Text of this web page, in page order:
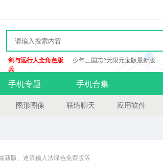
剑与远行人全角色版 少年三国志2无限元宝版最新版
兵
手机专题
手机合集
图形图像 联络聊天 应用软件
新版、速浪输入法绿色免费版等